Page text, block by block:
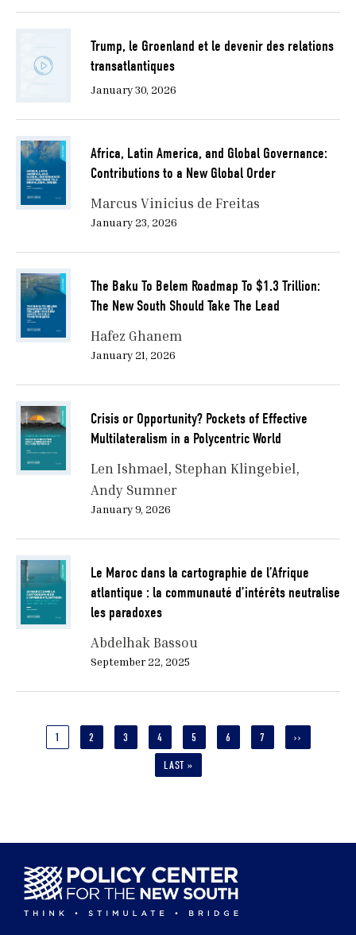
Trump, le Groenland et le devenir des relations
transatlantiques
January 30, 2026
Africa, Latin America, and Global Governance:
Contributions to a New Global Order
Marcus Vinicius de Freitas
January 23, 2026
The Baku To Belem Roadmap To $1.3 Trillion:
The New South Should Take The Lead
Hafez Ghanem
January 21, 2026
Crisis or Opportunity? Pockets of Effective
Multilateralism in a Polycentric World
Len Ishmael Stephan Klingebiel
Andy Sumner
January 9, 2026
Le Maroc dans la cartographie de l’Afrique
atlantique : la communauté d’intérêts neutralise
les paradoxes
Abdelhak Bassou
September 22, 2025
CURRENT
1 PAGE
2 PAGE
3 PAGE
4 PAGE
5 PAGE
6 PAGE
7
NEXT
››
LAST
LAST »